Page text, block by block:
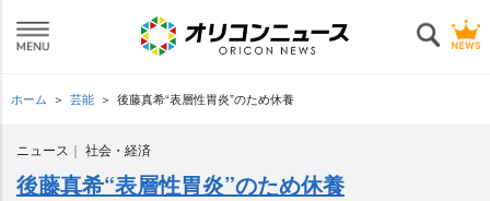
ホーム 芸能 後藤真希“表層性胃炎”のため休養
ニュース 社会・経済
後藤真希“表層性胃炎”のため休養